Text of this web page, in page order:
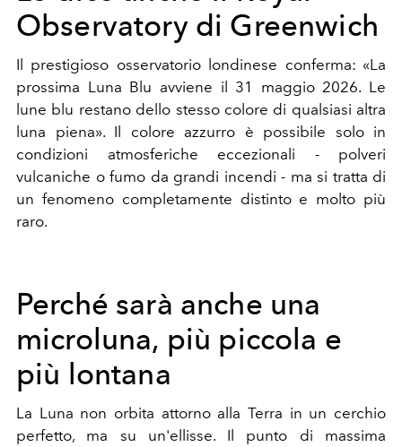
Observatory di Greenwich
Il prestigioso osservatorio londinese conferma: «La
prossima Luna Blu avviene il 31 maggio 2026. Le
lune blu restano dello stesso colore di qualsiasi altra
luna piena». Il colore azzurro è possibile solo in
condizioni atmosferiche eccezionali - polveri
vulcaniche o fumo da grandi incendi - ma si tratta di
un fenomeno completamente distinto e molto più
raro.
Perché sarà anche una
microluna, più piccola e
più lontana
La Luna non orbita attorno alla Terra in un cerchio
perfetto, ma su un'ellisse. Il punto di massima